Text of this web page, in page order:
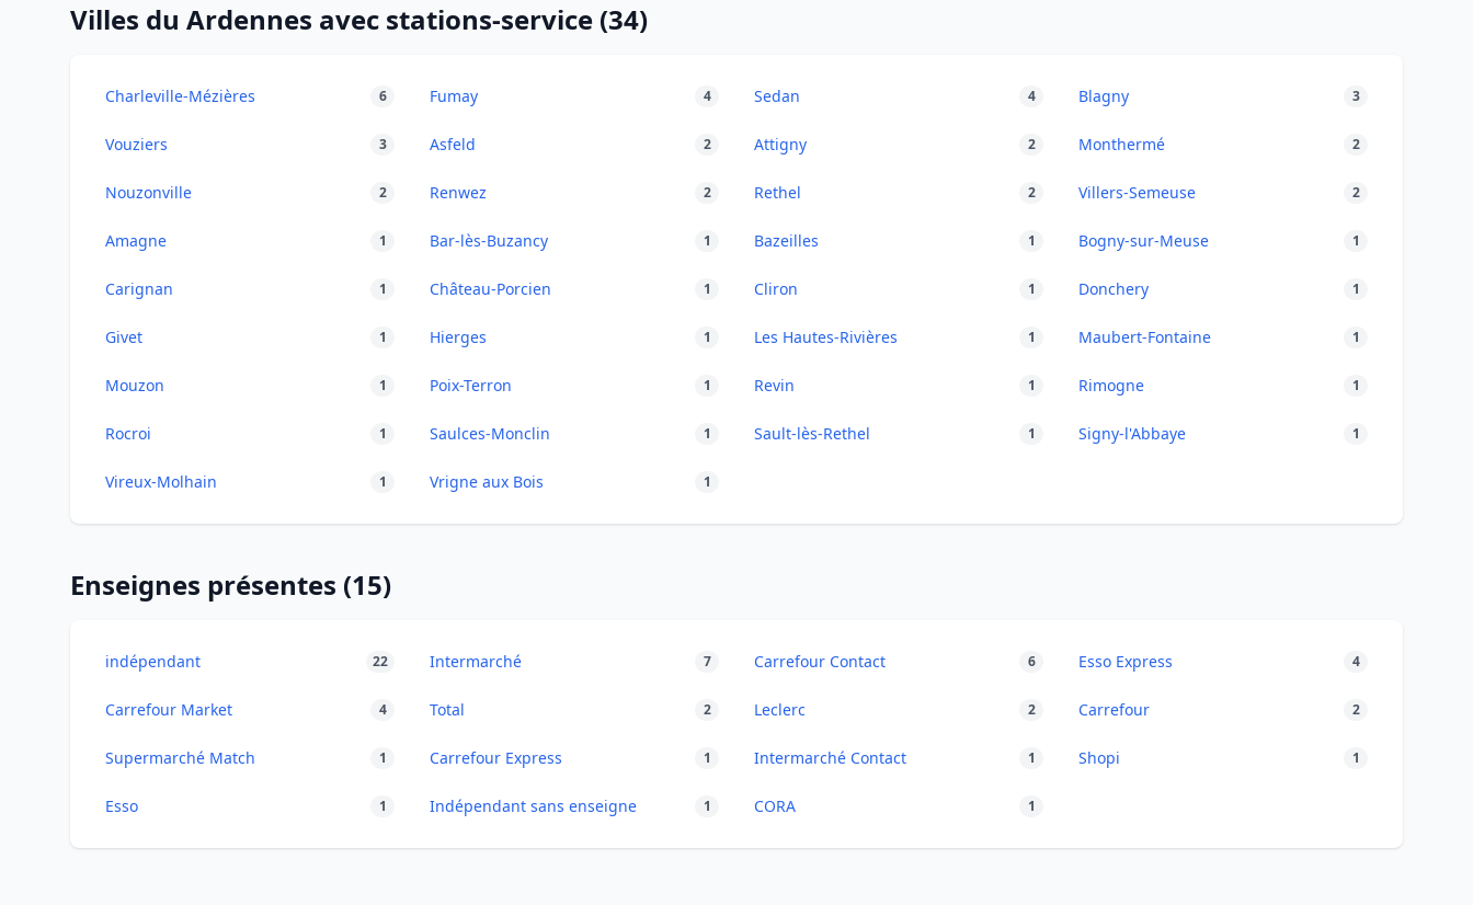
Villes du Ardennes avec stations-service (34)
Charleville-Mézières 6 Fumay 4 Sedan 4 Blagny 3
Vouziers 3 Asfeld 2 Attigny 2 Monthermé 2
Nouzonville 2 Renwez 2 Rethel 2 Villers-Semeuse 2
Amagne 1 Bar-lès-Buzancy 1 Bazeilles 1 Bogny-sur-Meuse 1
Carignan 1 Château-Porcien 1 Cliron 1 Donchery 1
Givet 1 Hierges 1 Les Hautes-Rivières 1 Maubert-Fontaine 1
Mouzon 1 Poix-Terron 1 Revin 1 Rimogne 1
Rocroi 1 Saulces-Monclin 1 Sault-lès-Rethel 1 Signy-l'Abbaye 1
Vireux-Molhain 1 Vrigne aux Bois 1
Enseignes présentes (15)
indépendant 22 Intermarché 7 Carrefour Contact 6 Esso Express 4
Carrefour Market 4 Total 2 Leclerc 2 Carrefour 2
Supermarché Match 1 Carrefour Express 1 Intermarché Contact 1 Shopi 1
Esso 1 Indépendant sans enseigne 1 CORA 1